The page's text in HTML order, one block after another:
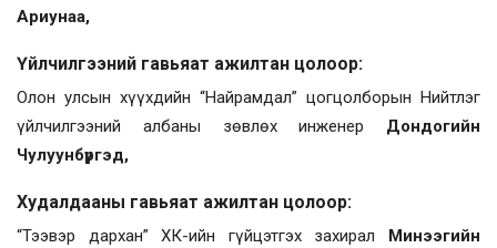
Ариунаа,
Үйлчилгээний гавьяат ажилтан цолоор:
Олон улсын хүүхдийн “Найрамдал” цогцолборын Нийтлэг
үйлчилгээний албаны зөвлөх инженер Дондогийн
Чулуунбүргэд,
Худалдааны гавьяат ажилтан цолоор:
“Тээвэр дархан” ХК-ийн гүйцэтгэх захирал Минээгийн